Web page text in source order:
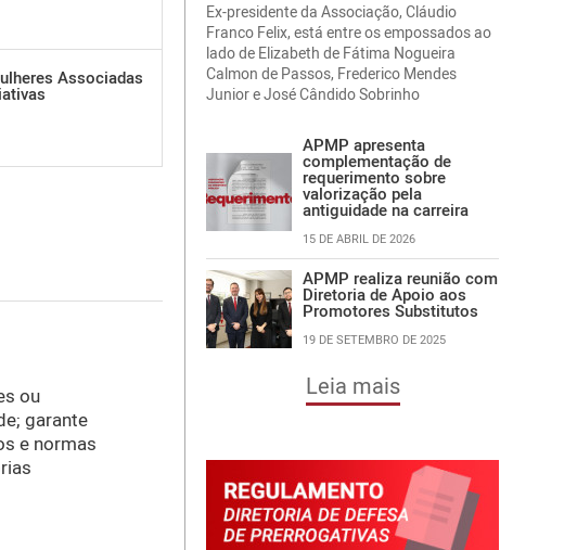
Associadas
ou
garante
e normas
Ex-presidente da Associação, Cláudio
Franco Felix, está entre os empossados ao
lado de Elizabeth de Fátima Nogueira
Calmon de Passos, Frederico Mendes
Junior e José Cândido Sobrinho
APMP apresenta
complementação de
requerimento sobre
valorização pela
antiguidade na carreira
15 DE ABRIL DE 2026
APMP realiza reunião com
Diretoria de Apoio aos
Promotores Substitutos
19 DE SETEMBRO DE 2025
Leia mais